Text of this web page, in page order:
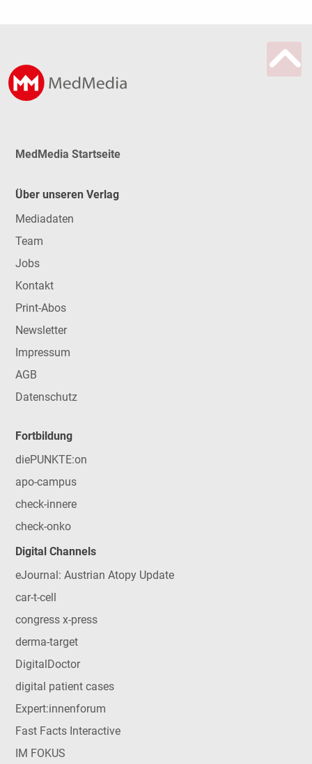
MedMedia Startseite
Über unseren Verlag
Mediadaten
Team
Jobs
Kontakt
Print-Abos
Newsletter
Impressum
AGB
Datenschutz
Fortbildung
diePUNKTE:on
apo-campus
check-innere
check-onko
Digital Channels
eJournal: Austrian Atopy Update
car-t-cell
congress x-press
derma-target
DigitalDoctor
digital patient cases
Expert:innenforum
Fast Facts Interactive
IM FOKUS